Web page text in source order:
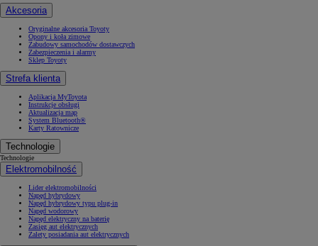
Akcesoria
Oryginalne akcesoria Toyoty
Opony i koła zimowe
Zabudowy samochodów dostawczych
Zabezpieczenia i alarmy
Sklep Toyoty
Strefa klienta
Aplikacja MyToyota
Instrukcje obsługi
Aktualizacja map
System Bluetooth®
Karty Ratownicze
Technologie
Technologie
Elektromobilność
Lider elektromobilności
Napęd hybrydowy
Napęd hybrydowy typu plug-in
Napęd wodorowy
Napęd elektryczny na baterię
Zasięg aut elektrycznych
Zalety posiadania aut elektrycznych